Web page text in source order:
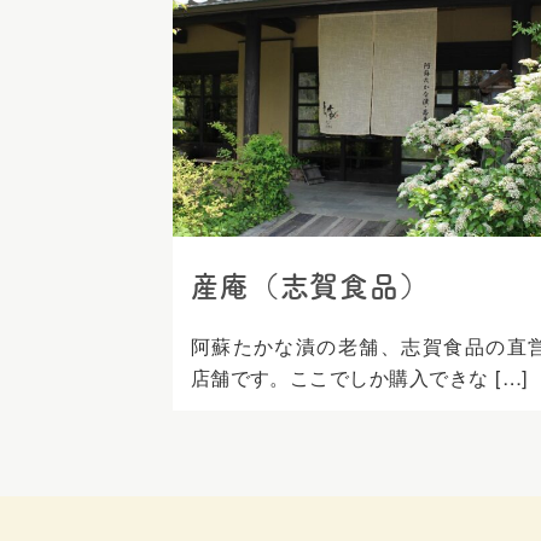
ス
キ
プ
産庵（志賀食品）
阿蘇たかな漬の老舗、志賀食品の直
店舗です。ここでしか購入できな […]